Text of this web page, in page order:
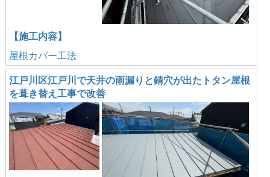
【施工内容】
屋根カバー工法
江戸川区江戸川で天井の雨漏りと錆穴が出たトタン屋根
を葺き替え工事で改善